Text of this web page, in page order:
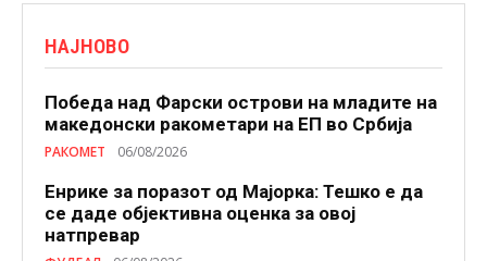
НАЈНОВО
Победа над Фарски острови на младите на
македонски ракометари на ЕП во Србија
РАКОМЕТ 06/08/2026
Енрике за поразот од Мајорка: Тешко е да
се даде објективна оценка за овој
натпревар